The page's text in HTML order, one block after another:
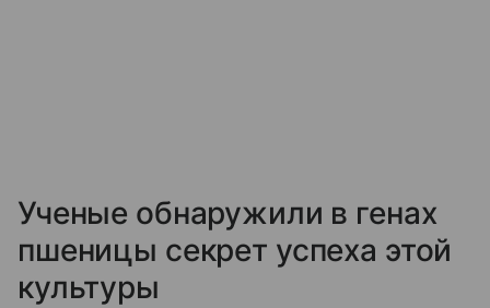
Ученые обнаружили в генах
пшеницы секрет успеха этой
культуры